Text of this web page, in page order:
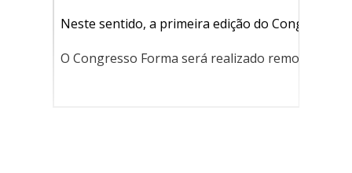
Neste sentido, a primeira edição do Congresso
O Congresso Forma será realizado